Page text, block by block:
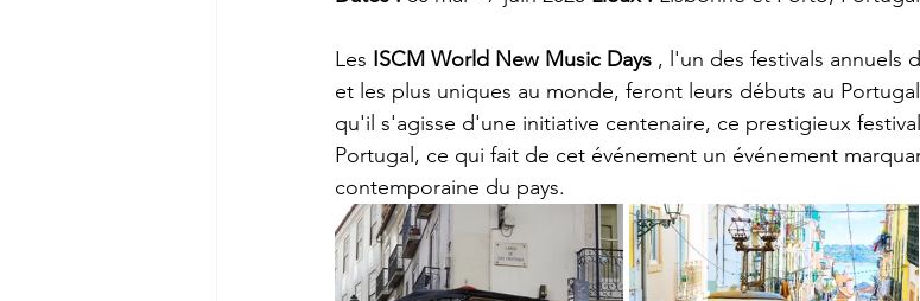
Les ISCM World New Music Days , l'un des festivals annuels
et les plus uniques au monde, feront leurs débuts au
qu'il s'agisse d'une initiative centenaire, ce prestigieux
Portugal, ce qui fait de cet événement un événement
contemporaine du pays.